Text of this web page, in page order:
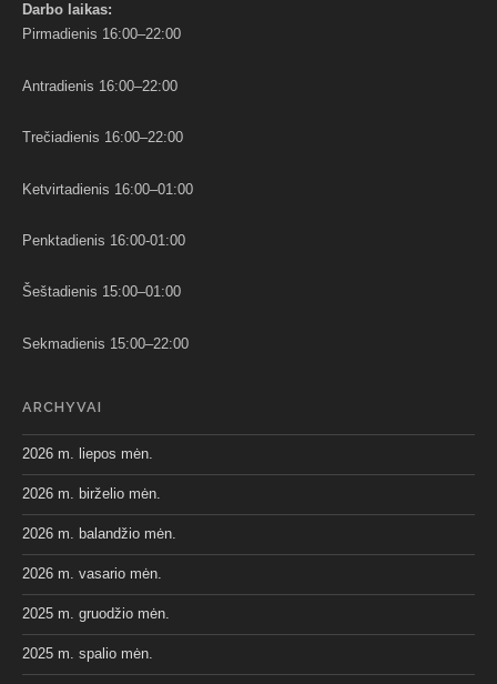
Darbo laikas:
Pirmadienis 16:00–22:00
Antradienis 16:00–22:00
Trečiadienis 16:00–22:00
Ketvirtadienis 16:00–01:00
Penktadienis 16:00-01:00
Šeštadienis 15:00–01:00
Sekmadienis 15:00–22:00
ARCHYVAI
2026 m. liepos mėn.
2026 m. birželio mėn.
2026 m. balandžio mėn.
2026 m. vasario mėn.
2025 m. gruodžio mėn.
2025 m. spalio mėn.